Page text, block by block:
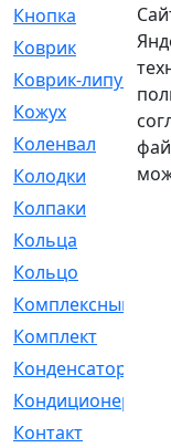
Кнопка
Коврик
Коврик-липучка
Кожух
Коленвал
Колодки
Колпаки
Кольца
Кольцо
Комплексный
Комплект
Конденсатор
Кондиционер
Контакт